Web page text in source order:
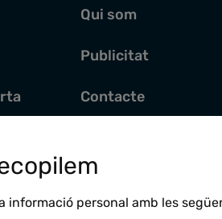
Qui som
Publicitat
Contacte
informació personal amb les